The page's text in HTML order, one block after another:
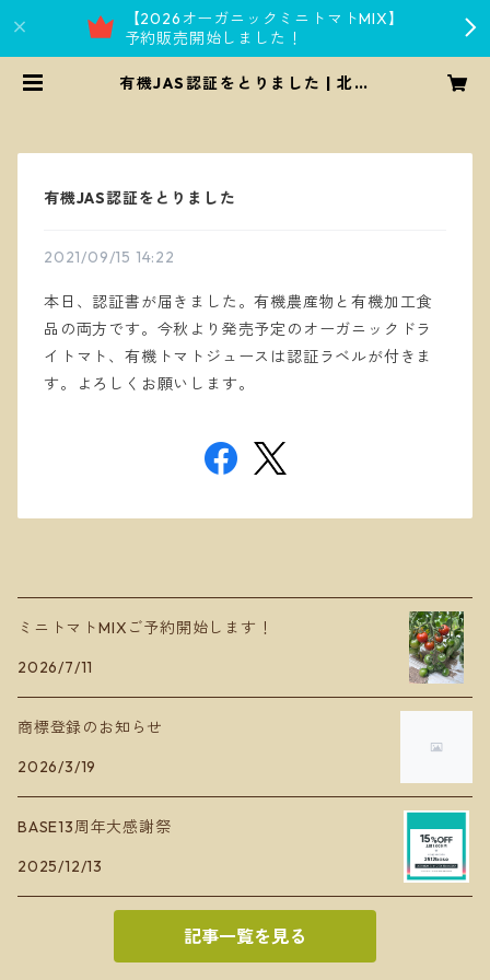
【2026オーガニックミニトマトMIX】
予約販売開始しました！
有機JAS認証をとりました | 北海
有機JAS認証をとりました
2021/09/15 14:22
本日、認証書が届きました。有機農産物と有機加工食
品の両方です。今秋より発売予定のオーガニックドラ
イトマト、有機トマトジュースは認証ラベルが付きま
す。よろしくお願いします。
ミニトマトMIXご予約開始します！
2026/7/11
商標登録のお知らせ
2026/3/19
BASE13周年大感謝祭
2025/12/13
記事一覧を見る